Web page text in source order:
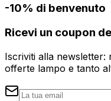
-10% di benvenuto
Ricevi un coupon
Iscriviti alla newsletter:
offerte lampo e tanto